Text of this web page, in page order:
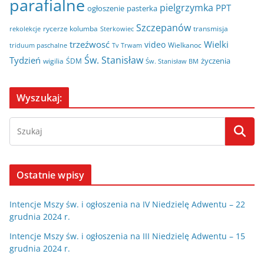
parafialne ogłoszenie pasterka pielgrzymka PPT
rekolekcje rycerze kolumba Sterkowiec Szczepanów transmisja
triduum paschalne trzeźwosć Tv Trwam video Wielkanoc Wielki
Tydzień wigilia ŚDM Św. Stanisław Św. Stanisław BM życzenia
Wyszukaj:
Ostatnie wpisy
Intencje Mszy św. i ogłoszenia na IV Niedzielę Adwentu – 22
grudnia 2024 r.
Intencje Mszy św. i ogłoszenia na III Niedzielę Adwentu – 15
grudnia 2024 r.